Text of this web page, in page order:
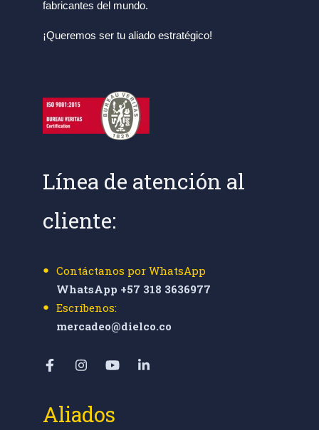
fabricantes del mundo.
¡Queremos ser tu aliado estratégico!
Línea de atención al
cliente:
Contáctanos por WhatsApp
WhatsApp +57 318 3636977
Escríbenos:
mercadeo@dielco.co
Aliados